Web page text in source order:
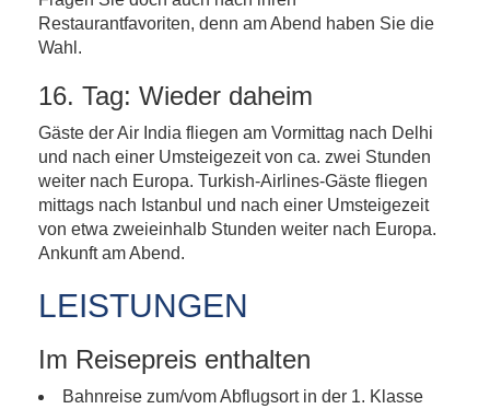
Restaurantfavoriten, denn am Abend haben Sie die
Wahl.
16. Tag: Wieder daheim
Gäste der Air India fliegen am Vormittag nach Delhi
und nach einer Umsteigezeit von ca. zwei Stunden
weiter nach Europa. Turkish-Airlines-Gäste fliegen
mittags nach Istanbul und nach einer Umsteigezeit
von etwa zweieinhalb Stunden weiter nach Europa.
Ankunft am Abend.
LEISTUNGEN
Im Reisepreis enthalten
Bahnreise zum/vom Abflugsort in der 1. Klasse